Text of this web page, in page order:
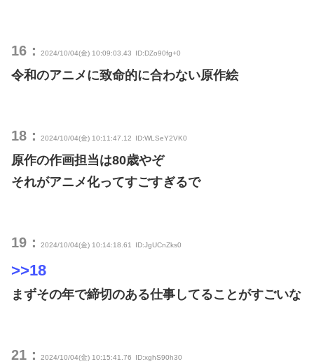
16： 2024/10/04(金) 10:09:03.43 ID:DZo90fg+0
令和のアニメに致命的に合わない原作絵
18： 2024/10/04(金) 10:11:47.12 ID:WLSeY2VK0
原作の作画担当は80歳やぞ
それがアニメ化ってすごすぎるで
19： 2024/10/04(金) 10:14:18.61 ID:JgUCnZks0
>>18
まずその年で締切のある仕事してることがすごいな
21： 2024/10/04(金) 10:15:41.76 ID:xghS90h30